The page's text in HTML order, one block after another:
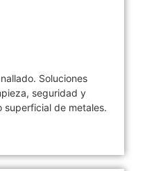
Soluciones
seguridad y
superficial de metales.